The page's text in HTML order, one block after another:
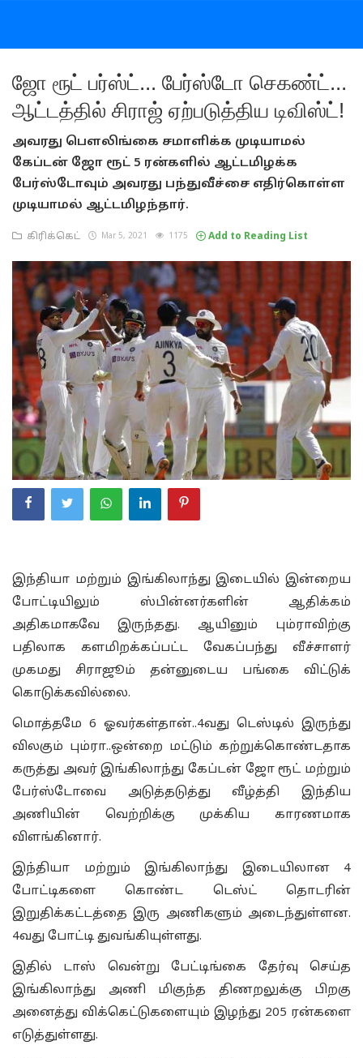
ஜோ ரூட் பர்ஸ்ட்... பேர்ஸ்டோ செகண்ட்...
ஆட்டத்தில் சிராஜ் ஏற்படுத்திய டிவிஸ்ட்!
அவரது பௌலிங்கை சமாளிக்க முடியாமல்
கேப்டன் ஜோ ரூட் 5 ரன்களில் ஆட்டமிழக்க
பேர்ஸ்டோவும் அவரது பந்துவீச்சை எதிர்கொள்ள
முடியாமல் ஆட்டமிழந்தார்.
கிரிக்கெட் Mar 5, 2021 1175 Add to Reading List
இந்தியா மற்றும் இங்கிலாந்து இடையில் இன்றைய
போட்டியிலும் ஸ்பின்னர்களின் ஆதிக்கம்
அதிகமாகவே இருந்தது. ஆயினும் பும்ராவிற்கு
பதிலாக களமிறக்கப்பட்ட வேகப்பந்து வீச்சாளர்
முகமது சிராஜூம் தன்னுடைய பங்கை விட்டுக்
கொடுக்கவில்லை.
மொத்தமே 6 ஓவர்கள்தான்..4வது டெஸ்டில் இருந்து
விலகும் பும்ரா..ஒன்றை மட்டும் கற்றுக்கொண்டதாக
கருத்து அவர் இங்கிலாந்து கேப்டன் ஜோ ரூட் மற்றும்
பேர்ஸ்டோவை அடுத்தடுத்து வீழ்த்தி இந்திய
அணியின் வெற்றிக்கு முக்கிய காரணமாக
விளங்கினார்.
இந்தியா மற்றும் இங்கிலாந்து இடையிலான 4
போட்டிகளை கொண்ட டெஸ்ட் தொடரின்
இறுதிக்கட்டத்தை இரு அணிகளும் அடைந்துள்ளன.
4வது போட்டி துவங்கியுள்ளது.
இதில் டாஸ் வென்று பேட்டிங்கை தேர்வு செய்த
இங்கிலாந்து அணி மிகுந்த திணறலுக்கு பிறகு
அனைத்து விக்கெட்டுகளையும் இழந்து 205 ரன்களை
எடுத்துள்ளது.